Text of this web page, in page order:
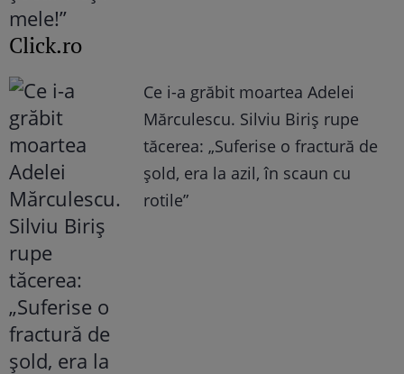
Click.ro
Ce i-a grăbit moartea Adelei
Mărculescu. Silviu Biriș rupe
tăcerea: „Suferise o fractură de
șold, era la azil, în scaun cu
rotile”